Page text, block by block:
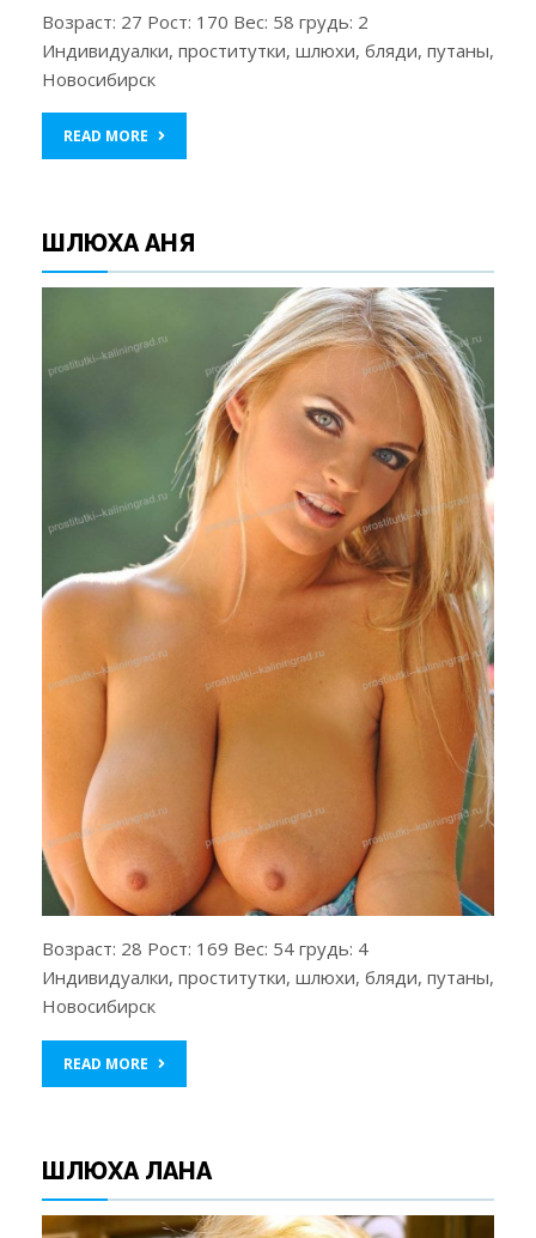
Возраст: 27 Рост: 170 Вес: 58 грудь: 2
Индивидуалки, проститутки, шлюхи, бляди, путаны,
Новосибирск
READ MORE
ШЛЮХА АНЯ
Возраст: 28 Рост: 169 Вес: 54 грудь: 4
Индивидуалки, проститутки, шлюхи, бляди, путаны,
Новосибирск
READ MORE
ШЛЮХА ЛАНА